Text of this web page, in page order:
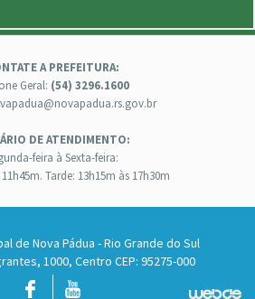
A PREFEITURA:
Geral: (54) 3296.1600
DE ATENDIMENTO:
feira à Sexta-feira:
Tarde: 13h15m às 17h30m
de Nova Pádua - Rio Grande do Sul
1000, Centro CEP: 95275-000